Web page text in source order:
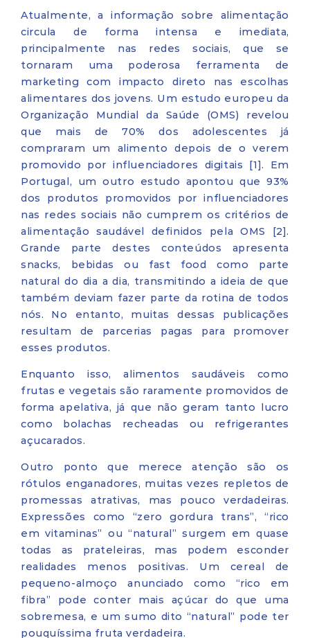
Atualmente, a informação sobre alimentação
circula de forma intensa e imediata,
principalmente nas redes sociais, que se
tornaram uma poderosa ferramenta de
marketing com impacto direto nas escolhas
alimentares dos jovens. Um estudo europeu da
Organização Mundial da Saúde (OMS) revelou
que mais de 70% dos adolescentes já
compraram um alimento depois de o verem
promovido por influenciadores digitais [1]. Em
Portugal, um outro estudo apontou que 93%
dos produtos promovidos por influenciadores
nas redes sociais não cumprem os critérios de
alimentação saudável definidos pela OMS [2].
Grande parte destes conteúdos apresenta
snacks, bebidas ou fast food como parte
natural do dia a dia, transmitindo a ideia de que
também deviam fazer parte da rotina de todos
nós. No entanto, muitas dessas publicações
resultam de parcerias pagas para promover
esses produtos.
Enquanto isso, alimentos saudáveis como
frutas e vegetais são raramente promovidos de
forma apelativa, já que não geram tanto lucro
como bolachas recheadas ou refrigerantes
açucarados.
Outro ponto que merece atenção são os
rótulos enganadores, muitas vezes repletos de
promessas atrativas, mas pouco verdadeiras.
Expressões como “zero gordura trans”, “rico
em vitaminas” ou “natural” surgem em quase
todas as prateleiras, mas podem esconder
realidades menos positivas. Um cereal de
pequeno-almoço anunciado como “rico em
fibra” pode conter mais açúcar do que uma
sobremesa, e um sumo dito “natural” pode ter
pouquíssima fruta verdadeira.